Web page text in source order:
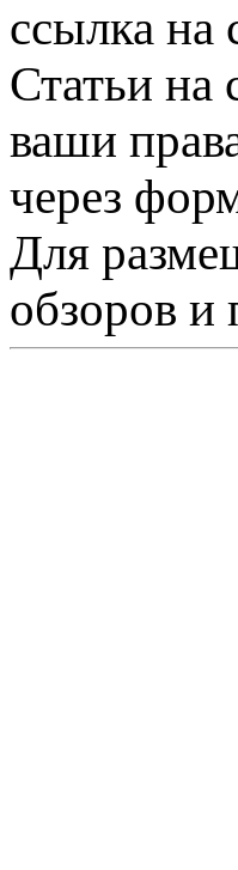
ссылка на
Статьи на
ваши
через
Для
обзоров и